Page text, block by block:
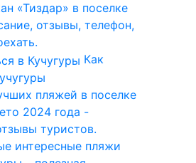
«Тиздар» в поселке
отзывы, телефон,
Как
интересные пляжи